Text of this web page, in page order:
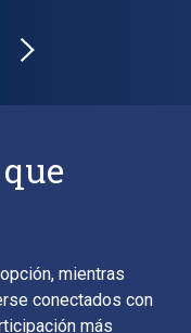
mientras
conectados con
más